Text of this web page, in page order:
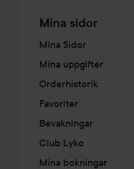
Mina sidor
Mina Sidor
Mina uppgifter
Orderhistorik
Favoriter
Bevakningar
Club Lyko
Mina bokningar